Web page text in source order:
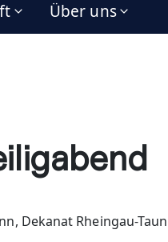
Über uns
Dekanat Rheingau-